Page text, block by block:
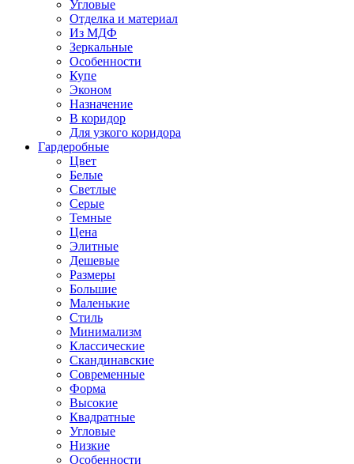
Угловые
Отделка и материал
Из МДФ
Зеркальные
Особенности
Купе
Эконом
Назначение
В коридор
Для узкого коридора
Гардеробные
Цвет
Белые
Светлые
Серые
Темные
Цена
Элитные
Дешевые
Размеры
Большие
Маленькие
Стиль
Минимализм
Классические
Скандинавские
Современные
Форма
Высокие
Квадратные
Угловые
Низкие
Особенности